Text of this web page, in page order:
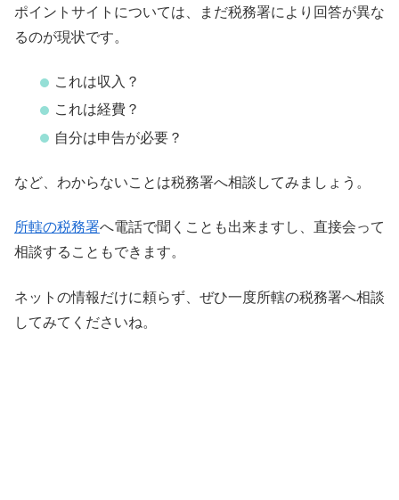
ポイントサイトについては、まだ税務署により回答が異な
るのが現状です。
これは収入？
これは経費？
自分は申告が必要？
など、わからないことは税務署へ相談してみましょう。
所轄の税務署へ電話で聞くことも出来ますし、直接会って
相談することもできます。
ネットの情報だけに頼らず、ぜひ一度所轄の税務署へ相談
してみてくださいね。